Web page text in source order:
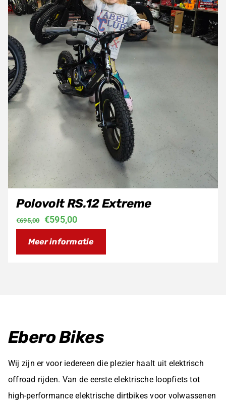
€695,00
Oorspronkelijke
prijs
was:
€595,00Huidige
prijs
is:
Polovolt RS.12 Extreme
Meer informatie
Ebero Bikes
Wij zijn er voor iedereen die plezier haalt uit elektrisch
offroad rijden. Van de eerste elektrische loopfiets tot
high-performance elektrische dirtbikes voor volwassenen